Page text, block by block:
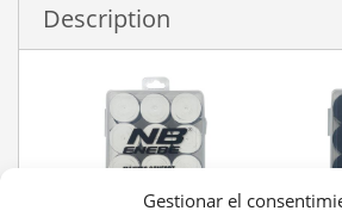
Gestionar el
Description